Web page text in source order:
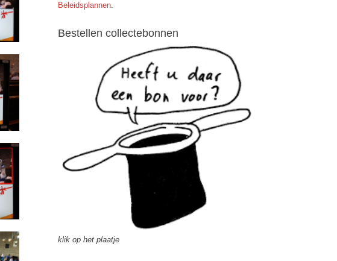
Beleidsplannen.
Bestellen collectebonnen
klik op het plaatje